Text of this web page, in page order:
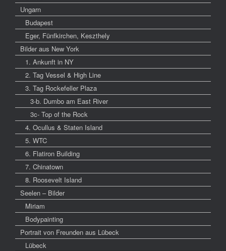
Ungarn
Budapest
Eger, Fünfkirchen, Keszthely
Bilder aus New York
1. Ankunft in NY
2. Tag Vessel & High Line
3. Tag Rockefeller Plaza
3-b. Dumbo am East River
3c- Top of the Rock
4. Ocullus & Staten Island
5. WTC
6. Flatiron Building
7. Chinatown
8. Roosevelt Island
Seelen – Bilder
Miriam
Bodypainting
Portrait von Freunden aus Lübeck
Lübeck